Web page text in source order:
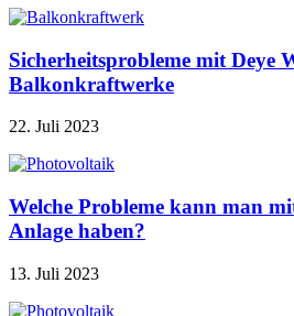
Sicherheitsprobleme mit Deye
Balkonkraftwerke
22. Juli 2023
Welche Probleme kann man
Anlage haben?
13. Juli 2023